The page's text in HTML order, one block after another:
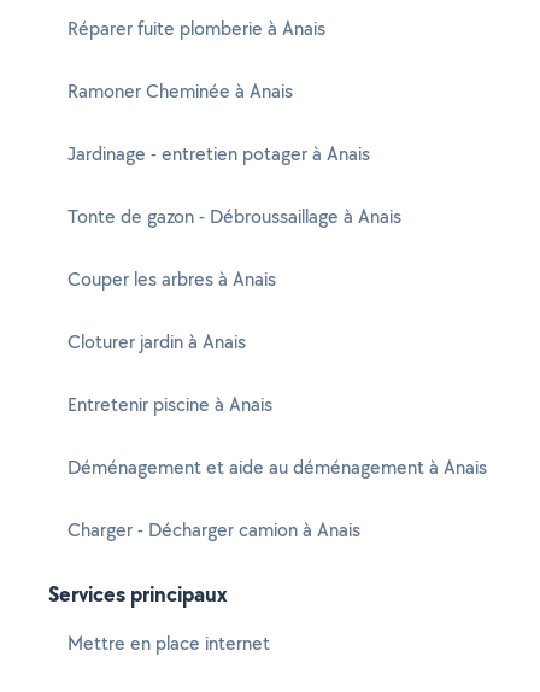
Réparer fuite plomberie à Anais
Ramoner Cheminée à Anais
Jardinage - entretien potager à Anais
Tonte de gazon - Débroussaillage à Anais
Couper les arbres à Anais
Cloturer jardin à Anais
Entretenir piscine à Anais
Déménagement et aide au déménagement à Anais
Charger - Décharger camion à Anais
Services principaux
Mettre en place internet